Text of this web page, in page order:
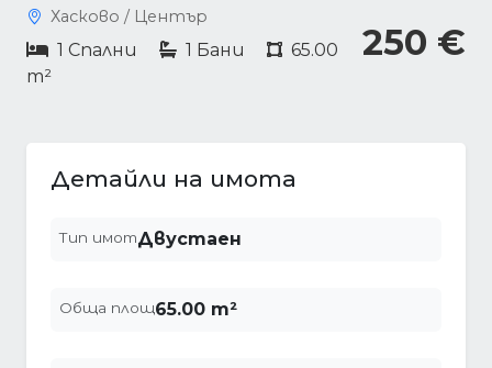
250 €
Хасково / Център
1 Спални 1 Бани
65.00
m²
Детайли на имота
Тип имотДвустаен
Обща площ65.00 m²